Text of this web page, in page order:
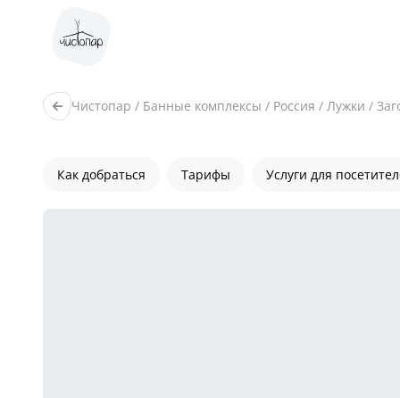
Чистопар / Банные комплексы / Россия / Лужки /
Как добраться Тарифы Услуги для